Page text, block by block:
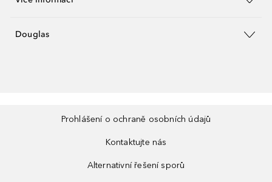
Douglas
Prohlášení o ochraně osobních údajů
Kontaktujte nás
Alternativní řešení sporů